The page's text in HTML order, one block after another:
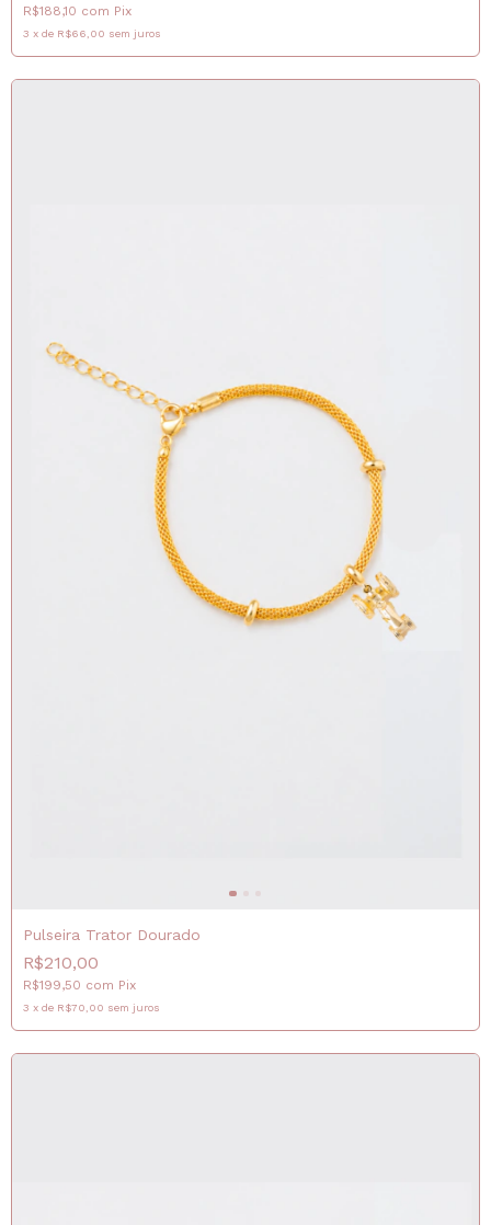
R$188,10 com Pix
3 x de R$66,00 sem juros
Pulseira Trator Dourado
R$210,00
R$199,50 com Pix
3 x de R$70,00 sem juros